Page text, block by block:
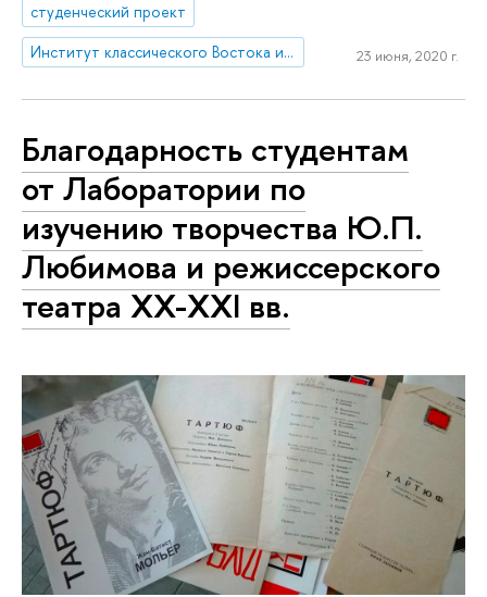
студенческий проект
Институт классического Востока и античности
23 июня, 2020 г.
Благодарность студентам
от Лаборатории по
изучению творчества Ю.П.
Любимова и режиссерского
театра XX-XXI вв.